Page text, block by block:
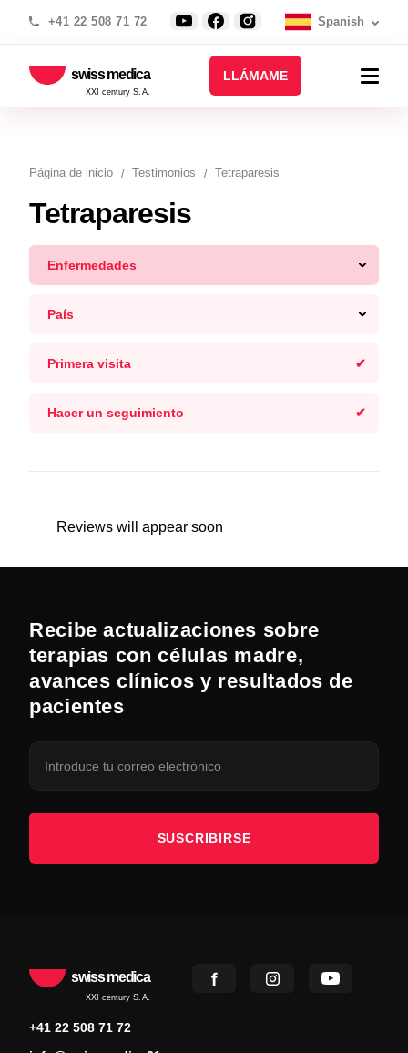
+41 22 508 71 72 Spanish
swiss medica
XXI century S.A.
LLÁMAME
Página de inicio Testimonios Tetraparesis
Tetraparesis
Enfermedades
País
Primera visita
Hacer un seguimiento
Reviews will appear soon
Recibe actualizaciones sobre
terapias con células madre,
avances clínicos y resultados de
pacientes
SUSCRIBIRSE
swiss medica
XXI century S.A.
+41 22 508 71 72